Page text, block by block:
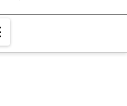
Navigation